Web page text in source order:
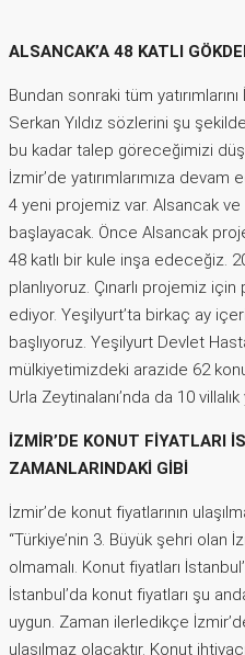
ALSANCAK’A 48 KATLI
Bundan sonraki tüm
Serkan Yıldız sözlerini şu
bu kadar talep göreceğimizi
İzmir’de yatırımlarımıza devam
4 yeni projemiz var. Alsancak ve
başlayacak. Önce Alsancak
48 katlı bir kule inşa edeceğiz.
planlıyoruz. Çınarlı projemiz
ediyor. Yeşilyurt’ta birkaç ay
başlıyoruz. Yeşilyurt Devlet
mülkiyetimizdeki arazide 62
Urla Zeytinalanı’nda da 10
İZMİR’DE KONUT FİYATLARI
ZAMANLARINDAKİ GİBİ
İzmir’de konut fiyatlarının
“Türkiye’nin 3. Büyük şehri olan
olmamalı. Konut fiyatları
İstanbul’da konut fiyatları şu
uygun. Zaman ilerledikçe
ulaşılmaz olacaktır. Konut